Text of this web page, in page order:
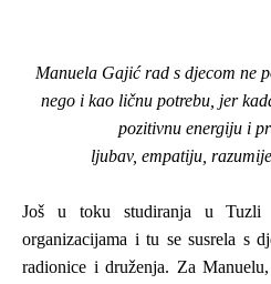
Manuela Gajić rad s djecom ne
nego i kao ličnu potrebu, jer
pozitivnu energiju i
ljubav, empatiju,
Još u toku studiranja u Tuzli
organizacijama i tu se susrela s
radionice i druženja. Za